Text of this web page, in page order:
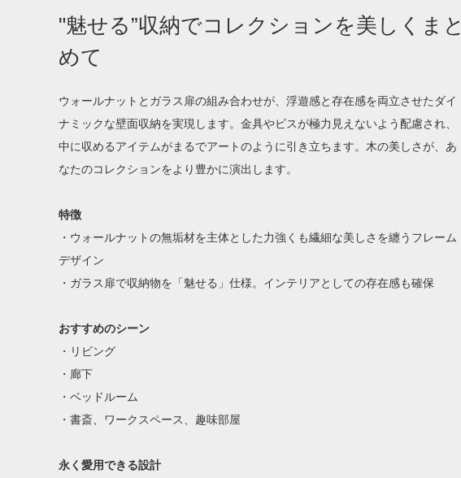
"魅せる”収納でコレクションを美しくまと
めて
ウォールナットとガラス扉の組み合わせが、浮遊感と存在感を両立させたダイ
ナミックな壁面収納を実現します。金具やビスが極力見えないよう配慮され、
中に収めるアイテムがまるでアートのように引き立ちます。木の美しさが、あ
なたのコレクションをより豊かに演出します。
特徴
・ウォールナットの無垢材を主体とした力強くも繊細な美しさを纏うフレーム
デザイン
・ガラス扉で収納物を「魅せる」仕様。インテリアとしての存在感も確保
おすすめのシーン
・リビング
・廊下
・ベッドルーム
・書斎、ワークスペース、趣味部屋
永く愛用できる設計